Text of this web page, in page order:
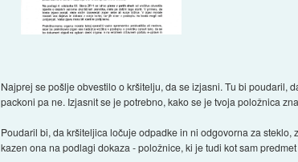
Najprej se pošlje obvestilo o kršitelju, da se izjasni. Tu bi poudaril,
packoni pa ne. Izjasnit se je potrebno, kako se je tvoja položnica
Poudaril bi, da kršiteljica ločuje odpadke in ni odgovorna za
kazen ona na podlagi dokaza - položnice, ki je tudi kot sam